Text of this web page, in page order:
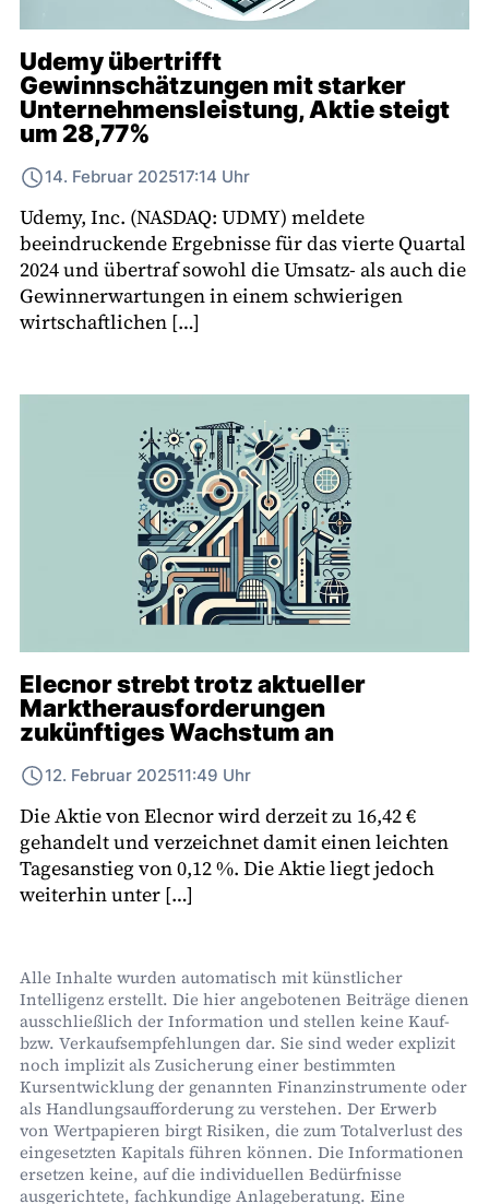
Udemy übertrifft
Gewinnschätzungen mit starker
Unternehmensleistung, Aktie steigt
um 28,77%
14. Februar 202517:14 Uhr
Udemy, Inc. (NASDAQ: UDMY) meldete
beeindruckende Ergebnisse für das vierte Quartal
2024 und übertraf sowohl die Umsatz- als auch die
Gewinnerwartungen in einem schwierigen
wirtschaftlichen […]
Elecnor strebt trotz aktueller
Marktherausforderungen
zukünftiges Wachstum an
12. Februar 202511:49 Uhr
Die Aktie von Elecnor wird derzeit zu 16,42 €
gehandelt und verzeichnet damit einen leichten
Tagesanstieg von 0,12 %. Die Aktie liegt jedoch
weiterhin unter […]
Alle Inhalte wurden automatisch mit künstlicher
Intelligenz erstellt. Die hier angebotenen Beiträge dienen
ausschließlich der Information und stellen keine Kauf-
bzw. Verkaufsempfehlungen dar. Sie sind weder explizit
noch implizit als Zusicherung einer bestimmten
Kursentwicklung der genannten Finanzinstrumente oder
als Handlungsaufforderung zu verstehen. Der Erwerb
von Wertpapieren birgt Risiken, die zum Totalverlust des
eingesetzten Kapitals führen können. Die Informationen
ersetzen keine, auf die individuellen Bedürfnisse
ausgerichtete, fachkundige Anlageberatung. Eine